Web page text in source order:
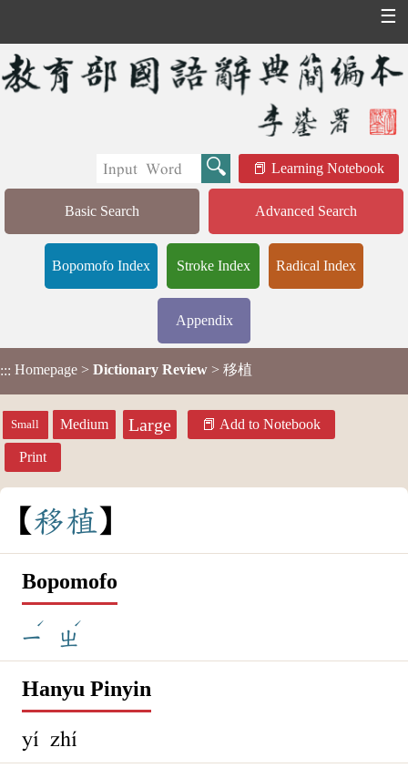
☰
Learning Notebook
Basic Search Advanced Search
Bopomofo Index Stroke Index Radical Index
Appendix
::: Homepage > Dictionary Review > 移植
Small Medium Large Add to Notebook
Print
移植
Bopomofo
ㄧ
ˊ
ㄓ
ˊ
Hanyu Pinyin
yí zhí